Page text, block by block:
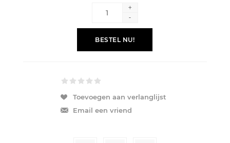
+
-
BESTEL NU!
Toevoegen aan verlanglijst
Email een vriend